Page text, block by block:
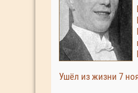
Ушёл из жизни 7